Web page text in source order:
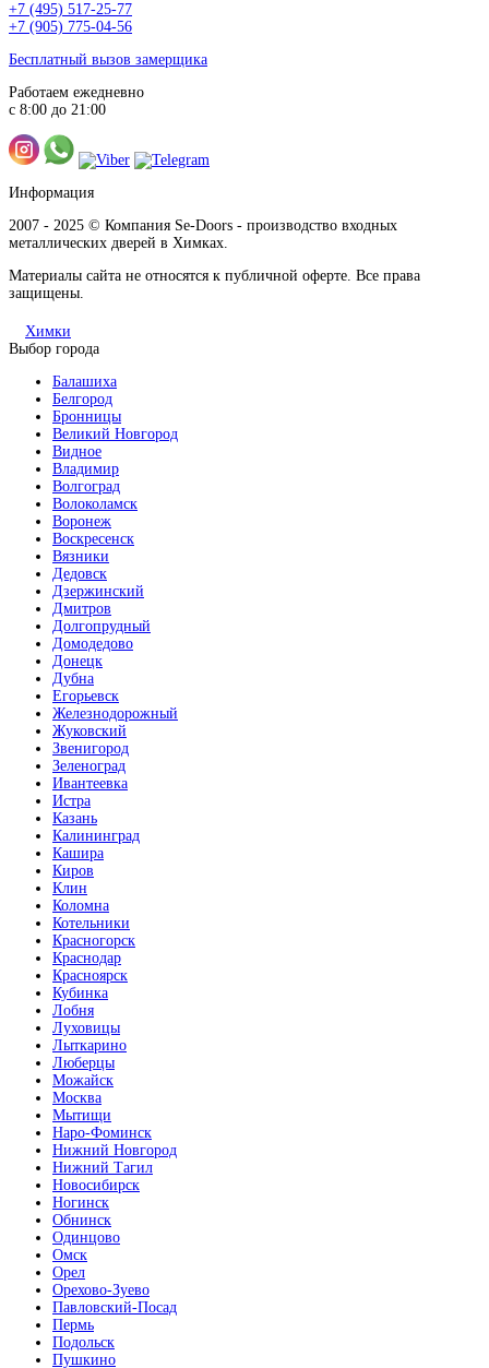
+7 (495) 517-25-77
+7 (905) 775-04-56
Бесплатный вызов замерщика
Работаем ежедневно
с 8:00 до 21:00
Информация
2007 - 2025 © Компания Se-Doors - производство входных
металлических дверей в Химках.
Материалы сайта не относятся к публичной оферте. Все права
защищены.
Химки
Выбор города
Балашиха
Белгород
Бронницы
Великий Новгород
Видное
Владимир
Волгоград
Волоколамск
Воронеж
Воскресенск
Вязники
Дедовск
Дзержинский
Дмитров
Долгопрудный
Домодедово
Донецк
Дубна
Егорьевск
Железнодорожный
Жуковский
Звенигород
Зеленоград
Ивантеевка
Истра
Казань
Калининград
Кашира
Киров
Клин
Коломна
Котельники
Красногорск
Краснодар
Красноярск
Кубинка
Лобня
Луховицы
Лыткарино
Люберцы
Можайск
Москва
Мытищи
Наро-Фоминск
Нижний Новгород
Нижний Тагил
Новосибирск
Ногинск
Обнинск
Одинцово
Омск
Орел
Орехово-Зуево
Павловский-Посад
Пермь
Подольск
Пушкино